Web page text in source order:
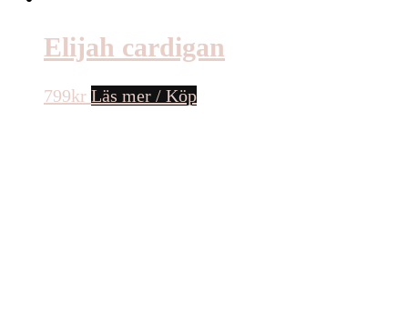
Elijah cardigan
799kr Läs mer / Köp